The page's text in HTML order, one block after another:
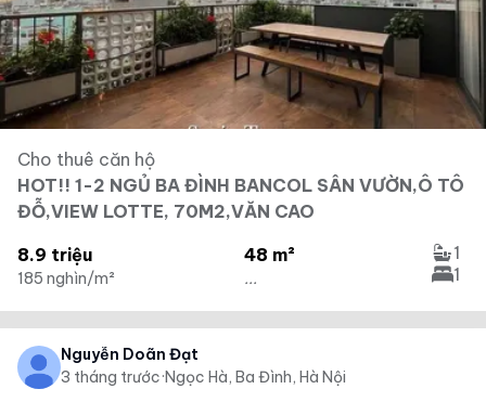
Cho thuê căn hộ
HOT!! 1-2 NGỦ BA ĐÌNH BANCOL SÂN VƯỜN,Ô TÔ
ĐỖ,VIEW LOTTE, 70M2,VĂN CAO
8.9 triệu
185 nghìn/m²
48 m²
...
1
1
Nguyễn Doãn Đạt
3 tháng trước·Ngọc Hà, Ba Đình, Hà Nội